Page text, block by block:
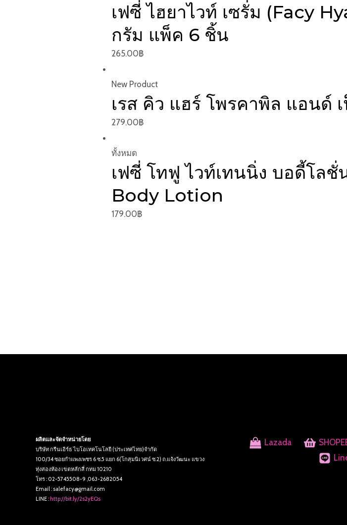
เฟซี่ ไฮยาไวท์ เซรั่ม (Facy
กรัม แพ็ค 6 ชิ้น
265.00฿
New Product
เรส คิว แฮร์ โพรคาพิล แอนด์
279.00฿
ทั้งหมด
เฟซี่ โทฟู ไวท์เทนนิ่ง บอดี้โล
Body Lotion
179.00฿
ผลิตและจัดจำหน่ายโดย
บริษัท กรีนเอิร์ธ ไบโอเทคโนโลยี (ประเทศไทย)จำกัด
100/34 ซอยกำแพงเพชร 6 ซ.5 แยก 6(โกสุมนิเวศน์ ซ.2) ถ.แจ้งวัฒนะ แขวง
ทุ่งสองห้อง เขตหลักสี่ กทม 10210
โทร : 02-5745508-9 ,063-2682054
Email : salefacy@gmail.com
LINE : http://bit.ly/2s2yEQs
Lazada